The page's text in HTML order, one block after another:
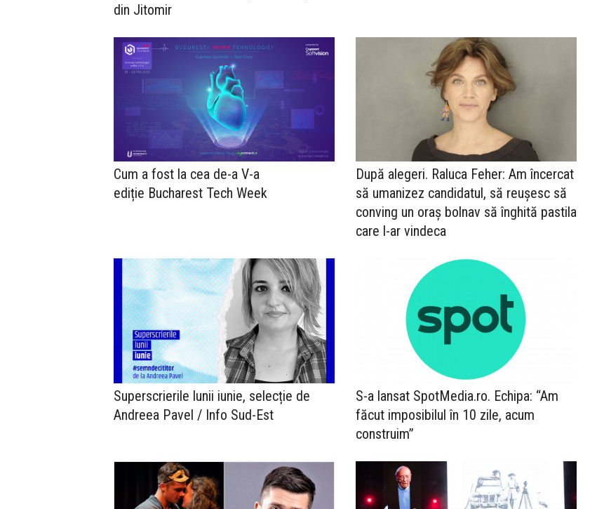
din Jitomir
Cum a fost la cea de-a V-a
ediție Bucharest Tech Week
După alegeri. Raluca Feher: Am încercat
să umanizez candidatul, să reușesc să
conving un oraș bolnav să înghită pastila
care l-ar vindeca
Superscrierile lunii iunie, selecție de
Andreea Pavel / Info Sud-Est
S-a lansat SpotMedia.ro. Echipa: “Am
făcut imposibilul în 10 zile, acum
construim”